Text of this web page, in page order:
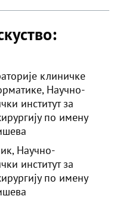
клиничке
Научно-
институт за
по имену
Научно-
институт за
по имену